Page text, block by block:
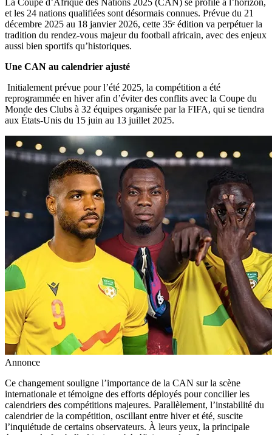
et les 24 nations qualifiées sont désormais connues. Prévue du 21
décembre 2025 au 18 janvier 2026, cette 35ᵉ édition va perpétuer la
tradition du rendez-vous majeur du football africain, avec des enjeux
aussi bien sportifs qu’historiques.
Une CAN au calendrier ajusté
Initialement prévue pour l’été 2025, la compétition a été
reprogrammée en hiver afin d’éviter des conflits avec la Coupe du
Monde des Clubs à 32 équipes organisée par la FIFA, qui se tiendra
aux États-Unis du 15 juin au 13 juillet 2025.
Annonce
Ce changement souligne l’importance de la CAN sur la scène
internationale et témoigne des efforts déployés pour concilier les
calendriers des compétitions majeures. Parallèlement, l’instabilité du
calendrier de la compétition, oscillant entre hiver et été, suscite
l’inquiétude de certains observateurs. À leurs yeux, la principale